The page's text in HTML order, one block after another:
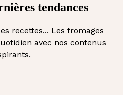
tendances
recettes... Les fromages
avec nos contenus